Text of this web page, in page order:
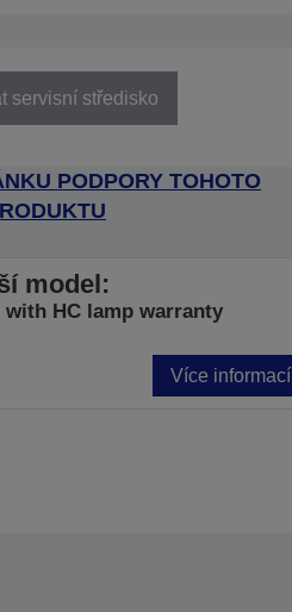
servisní středisko
PODPORY TOHOTO
model:
with HC lamp warranty
Více informací